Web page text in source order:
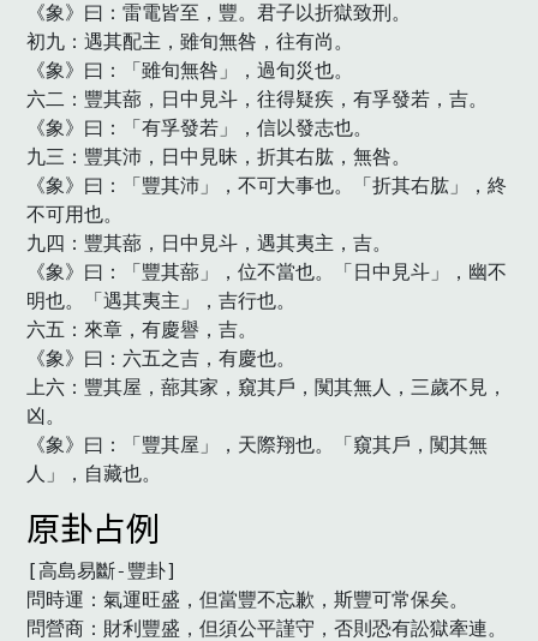
《象》曰：雷電皆至，豐。君子以折獄致刑。
初九：遇其配主，雖旬無咎，往有尚。
《象》曰：「雖旬無咎」，過旬災也。
六二：豐其蔀，日中見斗，往得疑疾，有孚發若，吉。
《象》曰：「有孚發若」，信以發志也。
九三：豐其沛，日中見昧，折其右肱，無咎。
《象》曰：「豐其沛」，不可大事也。「折其右肱」，終
不可用也。
九四：豐其蔀，日中見斗，遇其夷主，吉。
《象》曰：「豐其蔀」，位不當也。「日中見斗」，幽不
明也。「遇其夷主」，吉行也。
六五：來章，有慶譽，吉。
《象》曰：六五之吉，有慶也。
上六：豐其屋，蔀其家，窺其戶，闃其無人，三歲不見，
凶。
《象》曰：「豐其屋」，天際翔也。「窺其戶，闃其無
人」，自藏也。
原卦占例
[高島易斷-豐卦]
問時運：氣運旺盛，但當豐不忘歉，斯豐可常保矣。
問營商：財利豐盛，但須公平謹守，否則恐有訟獄牽連。